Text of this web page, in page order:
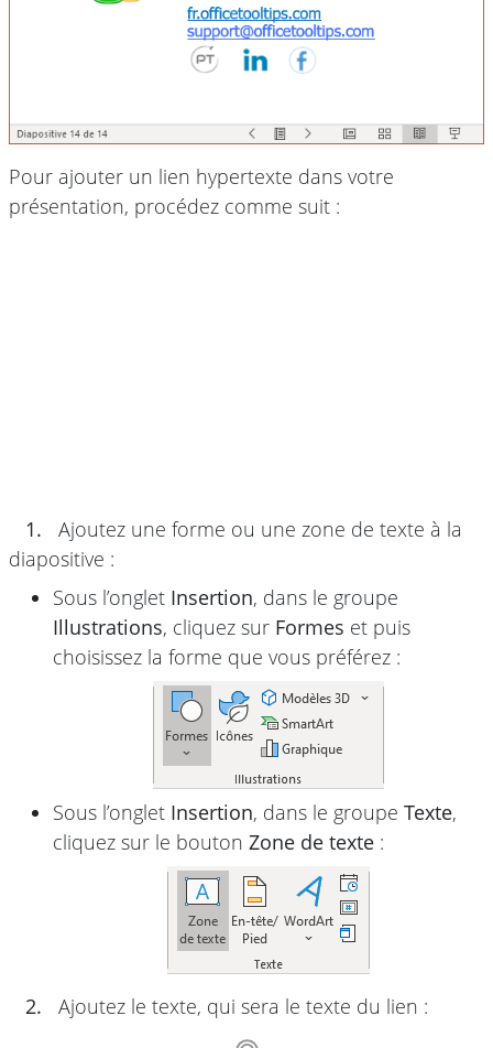
Pour ajouter un lien hypertexte dans votre
présentation, procédez comme suit :
1.
Ajoutez une forme ou une zone de texte à la
diapositive :
Sous l’onglet Insertion, dans le groupe
Illustrations, cliquez sur Formes et puis
choisissez la forme que vous préférez :
Sous l’onglet Insertion, dans le groupe Texte,
cliquez sur le bouton Zone de texte :
2. Ajoutez le texte, qui sera le texte du lien :